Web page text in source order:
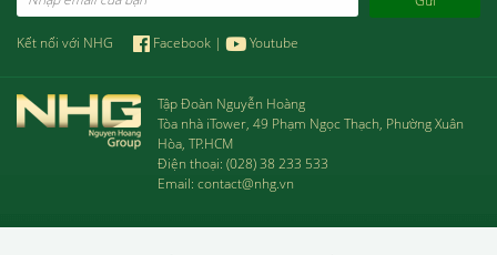
Kết nối với NHG Facebook | Youtube
Tập Đoàn Nguyễn Hoàng
Tòa nhà iTower, 49 Phạm Ngọc Thạch, Phường Xuân
Hòa, TP.HCM
Điện thoại: (028) 38 233 533
Email: contact@nhg.vn